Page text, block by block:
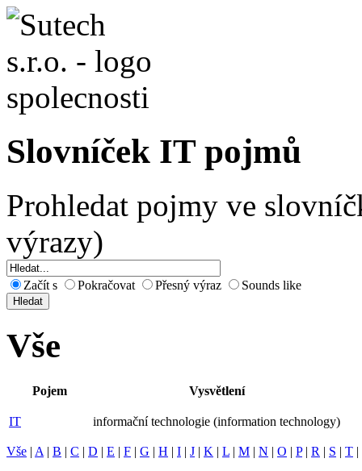
Slovníček IT pojmů
Prohledat pojmy ve
výrazy)
Začít s Pokračovat Přesný výraz Sounds like
Vše
Pojem Vysvětlení
IT informační technologie (information technology)
Vše | A | B | C | D | E | F | G | H | I | J | K | L | M | N | O | P| R | S | T |